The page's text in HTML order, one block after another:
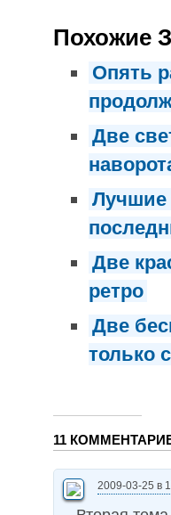
Похожие
Опять
Две
Лучшие
Две
ретро
Две
только
11
2009-03-25 в